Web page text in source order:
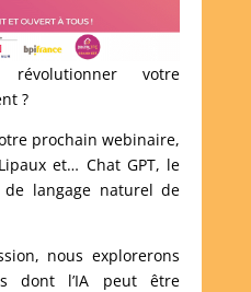
votre
?
prochain webinaire,
et… Chat GPT, le
langage naturel de
nous explorerons
dont l’IA peut être